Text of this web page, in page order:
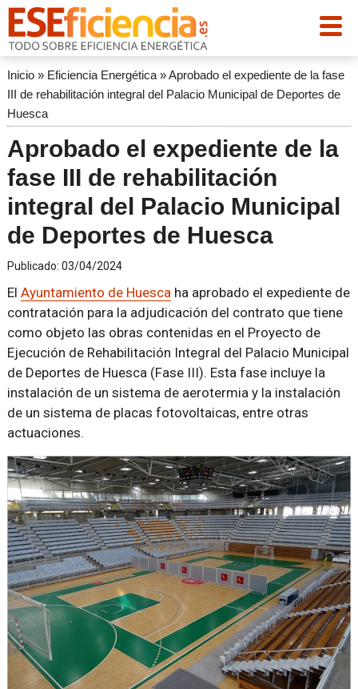
Inicio» Eficiencia Energética»Aprobado el expediente de la fase
III de rehabilitación integral del Palacio Municipal de Deportes de
Huesca
Aprobado el expediente de la
fase III de rehabilitación
integral del Palacio Municipal
de Deportes de Huesca
Publicado: 03/04/2024
El Ayuntamiento de Huescaha aprobado el expediente de
contratación para la adjudicación del contrato que tiene
como objeto las obras contenidas en el Proyecto de
Ejecución de Rehabilitación Integral del Palacio Municipal
de Deportes de Huesca (Fase III). Esta fase incluye la
instalación de un sistema de aerotermia y la instalación
de un sistema de placas fotovoltaicas, entre otras
actuaciones.